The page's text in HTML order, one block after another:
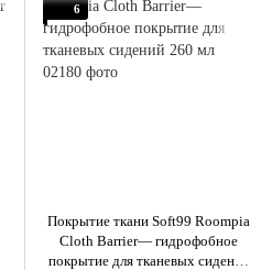
6
Покрытие ткани Soft99 Roompia
Cloth Barrier— гидрофобное
покрытие для тканевых сидений